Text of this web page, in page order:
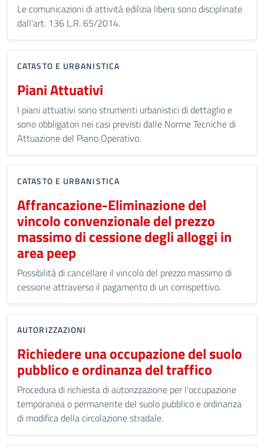
Le comunicazioni di attività edilizia libera sono disciplinate
dall'art. 136 L.R. 65/2014.
CATASTO E URBANISTICA
Piani Attuativi
I piani attuativi sono strumenti urbanistici di dettaglio e
sono obbligatori nei casi previsti dalle Norme Tecniche di
Attuazione del Piano Operativo.
CATASTO E URBANISTICA
Affrancazione-Eliminazione del
vincolo convenzionale del prezzo
massimo di cessione degli alloggi in
area peep
Possibilità di cancellare il vincolo del prezzo massimo di
cessione attraverso il pagamento di un corrispettivo.
AUTORIZZAZIONI
Richiedere una occupazione del suolo
pubblico e ordinanza del traffico
Procedura di richiesta di autorizzazione per l'occupazione
temporanea o permanente del suolo pubblico e ordinanza
di modifica della circolazione stradale.